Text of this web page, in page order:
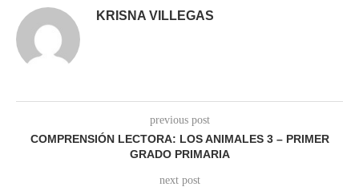
KRISNA VILLEGAS
previous post
COMPRENSIÓN LECTORA: LOS ANIMALES 3 – PRIMER
GRADO PRIMARIA
next post